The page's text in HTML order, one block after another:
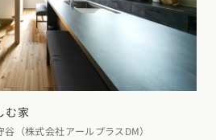
む家
（株式会社アールプラスDM）